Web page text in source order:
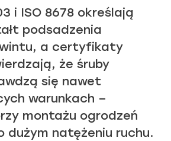
i ISO 8678 określają
podsadzenia
a certyfikaty
że śruby
się nawet
warunkach –
montażu ogrodzeń
dużym natężeniu ruchu.